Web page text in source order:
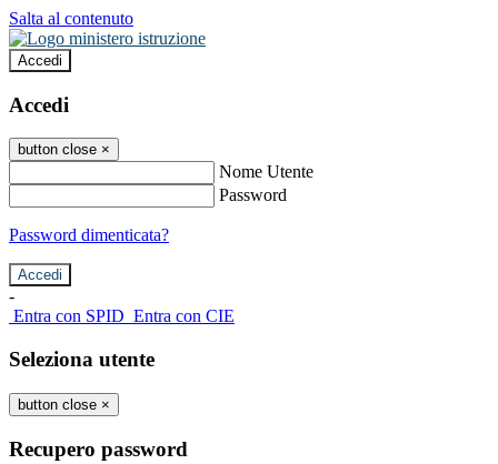
Salta al contenuto
Accedi
Accedi
button close ×
Nome Utente
Password
Password dimenticata?
-
Entra con SPID Entra con CIE
Seleziona utente
button close ×
Recupero password